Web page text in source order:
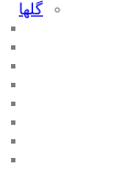
گلها